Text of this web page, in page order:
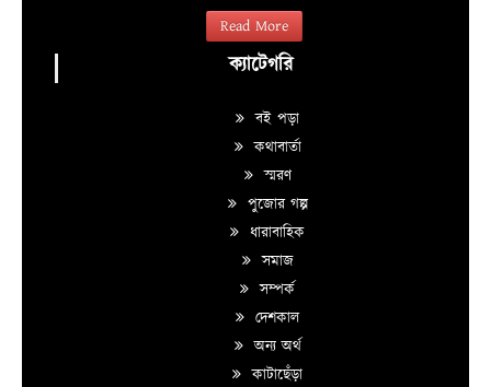
Read More
ক্যাটেগরি
বই পড়া
কথাবার্তা
স্মরণ
পুজোর গল্প
ধারাবাহিক
সমাজ
সম্পর্ক
দেশকাল
অন্য অর্থ
কাটাছেঁড়া